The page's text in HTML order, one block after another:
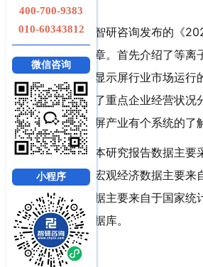
智研咨询发布的《
章。首先介绍了等离
显示屏行业市场运行
了重点企业经营状况
屏产业有个系统的了
本研究报告数据主要
宏观经济数据主要来
据主要来自于国家统
据库。
400-700-9383
010-60343812
微信咨询
小程序